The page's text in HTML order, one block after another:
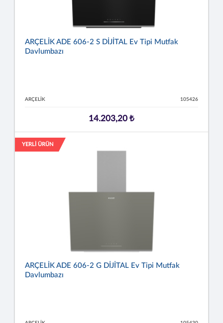
ARÇELİK ADE 606-2 S DİJİTAL Ev Tipi Mutfak
Davlumbazı
ARÇELİK 105426
14.203,20 ₺
YERLİ ÜRÜN
ARÇELİK ADE 606-2 G DİJİTAL Ev Tipi Mutfak
Davlumbazı